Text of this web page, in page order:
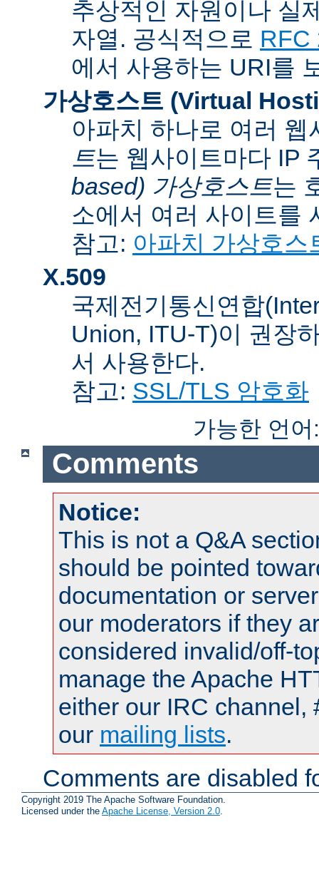
추상적인 자원이나 실
자열. 공식적으로 RFC
에서 사용하는 URI를
가상호스트 (Virtual
아파치 하나로 여러
트는 웹사이트마다 IP
based) 가상호스트는
소에서 여러 사이트를
참고: 아파치 가상호스
X.509
국제전기통신연합
Union, ITU-T)이 권장
서 사용한다.
참고: SSL/TLS 암호화
가능한 언
Comments
Notice:
This is not a Q&A
should be pointed
documentation or
our moderators if they
considered invalid/off-
manage the Apache
either our IRC channel,
our mailing lists.
Comments are disabled
Copyright 2019 The Apache Software Foundation.
Licensed under the Apache License, Version 2.0.